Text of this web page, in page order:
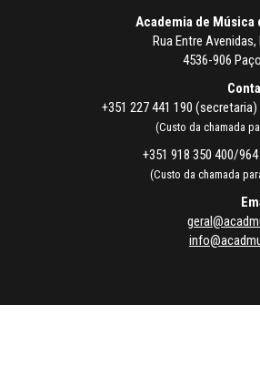
Academia de Música
Rua Entre
4536-906
+351 227 441 190
(Custo da chamada
+351 918 350 400/
(Custo da chamada